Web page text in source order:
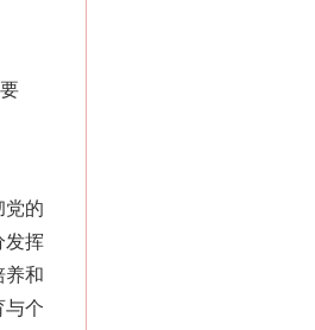
的
发挥
养和
与个